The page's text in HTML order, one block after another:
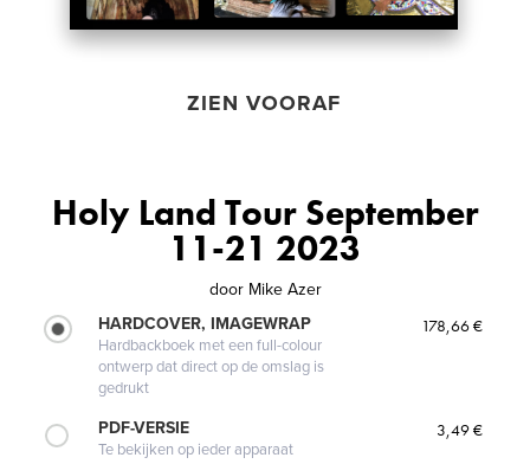
ZIEN VOORAF
Holy Land Tour September
11-21 2023
door Mike Azer
HARDCOVER, IMAGEWRAP
Hardbackboek met een full-colour
ontwerp dat direct op de omslag is
gedrukt
178,66 €
PDF-VERSIE
Te bekijken op ieder apparaat
3,49 €